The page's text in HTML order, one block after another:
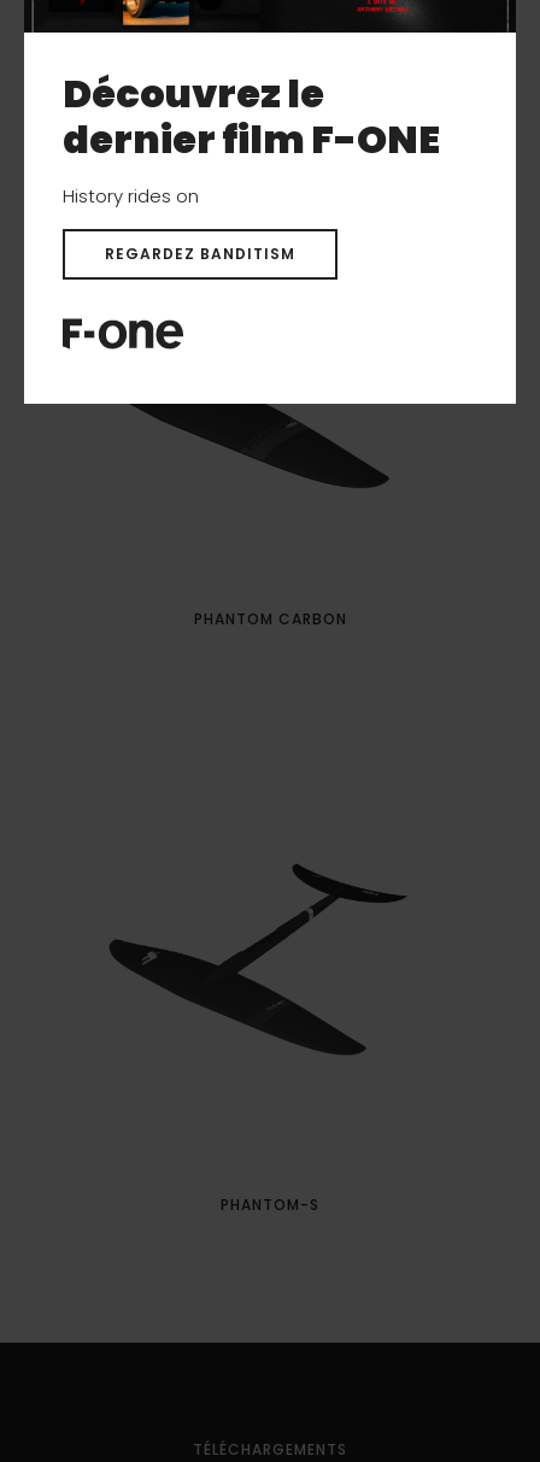
FUSELAGE CARBON XX-SHORT
PHANTOM CARBON
PHANTOM-S
TÉLÉCHARGEMENTS
Découvrez le
dernier film F-ONE
History rides on
REGARDEZ BANDITISM